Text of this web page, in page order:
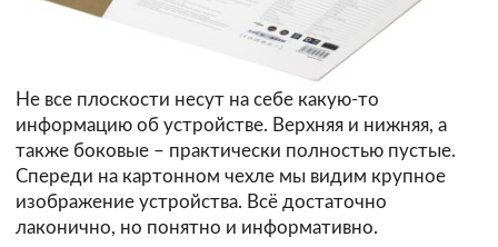
Не все плоскости несут на себе какую-то
информацию об устройстве. Верхняя и нижняя, а
также боковые – практически полностью пустые.
Спереди на картонном чехле мы видим крупное
изображение устройства. Всё достаточно
лаконично, но понятно и информативно.